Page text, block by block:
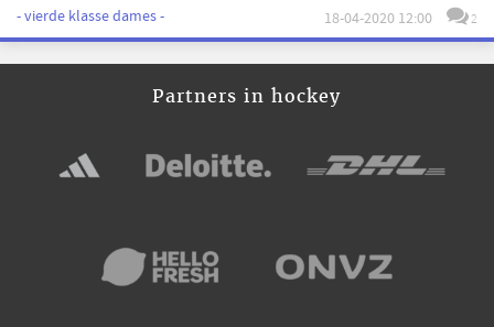
- vierde klasse dames - 18-04-2020 12:00 2
Partners in hockey